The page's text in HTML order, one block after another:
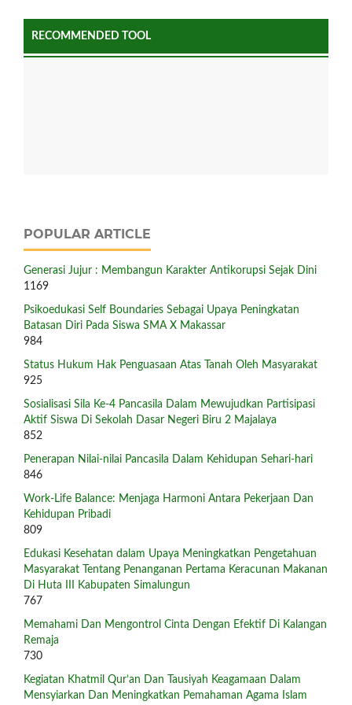
RECOMMENDED TOOL
POPULAR ARTICLE
Generasi Jujur : Membangun Karakter Antikorupsi Sejak Dini
1169
Psikoedukasi Self Boundaries Sebagai Upaya Peningkatan
Batasan Diri Pada Siswa SMA X Makassar
984
Status Hukum Hak Penguasaan Atas Tanah Oleh Masyarakat
925
Sosialisasi Sila Ke-4 Pancasila Dalam Mewujudkan Partisipasi
Aktif Siswa Di Sekolah Dasar Negeri Biru 2 Majalaya
852
Penerapan Nilai-nilai Pancasila Dalam Kehidupan Sehari-hari
846
Work-Life Balance: Menjaga Harmoni Antara Pekerjaan Dan
Kehidupan Pribadi
809
Edukasi Kesehatan dalam Upaya Meningkatkan Pengetahuan
Masyarakat Tentang Penanganan Pertama Keracunan Makanan
Di Huta III Kabupaten Simalungun
767
Memahami Dan Mengontrol Cinta Dengan Efektif Di Kalangan
Remaja
730
Kegiatan Khatmil Qur’an Dan Tausiyah Keagamaan Dalam
Mensyiarkan Dan Meningkatkan Pemahaman Agama Islam